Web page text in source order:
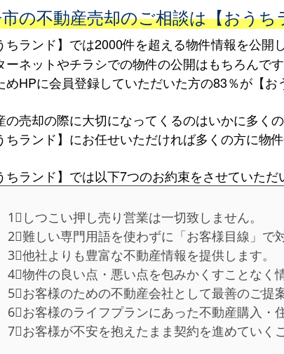
の不動産売却のご相談は【おう
ちランド】では2000件を超える物件情報を公開
ーネットやチラシでの物件の公開はもちろんで
めHPに会員登録していただいた方の83％が【お
の売却の際に大切になってくるのはいかに多く
ちランド】にお任せいただければ多くの方に物
ちランド】では以下7つのお約束をさせていただ
1⃣しつこい押し売り営業は一切致しません。
2⃣難しい専門用語を使わずに「お客様目線」で
3⃣他社よりも豊富な不動産情報を提供します。
4⃣物件の良い点・悪い点を包みかくすことなく
5⃣お客様のための不動産会社として最善のご提
6⃣お客様のライフプランにあった不動産購入・
7⃣お客様が不安を抱えたまま契約を進めていく